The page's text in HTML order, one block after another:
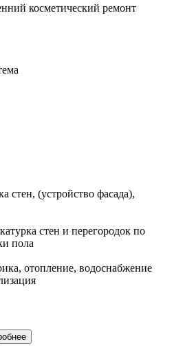
косметический ремонт
стен, (устройство фасада),
стен и перегородок по
пола
отопление, водоснабжение